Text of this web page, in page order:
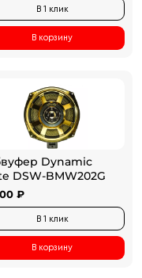
В 1 клик
В корзину
Dynamic
DSW-BMW202G
₽
В 1 клик
В корзину